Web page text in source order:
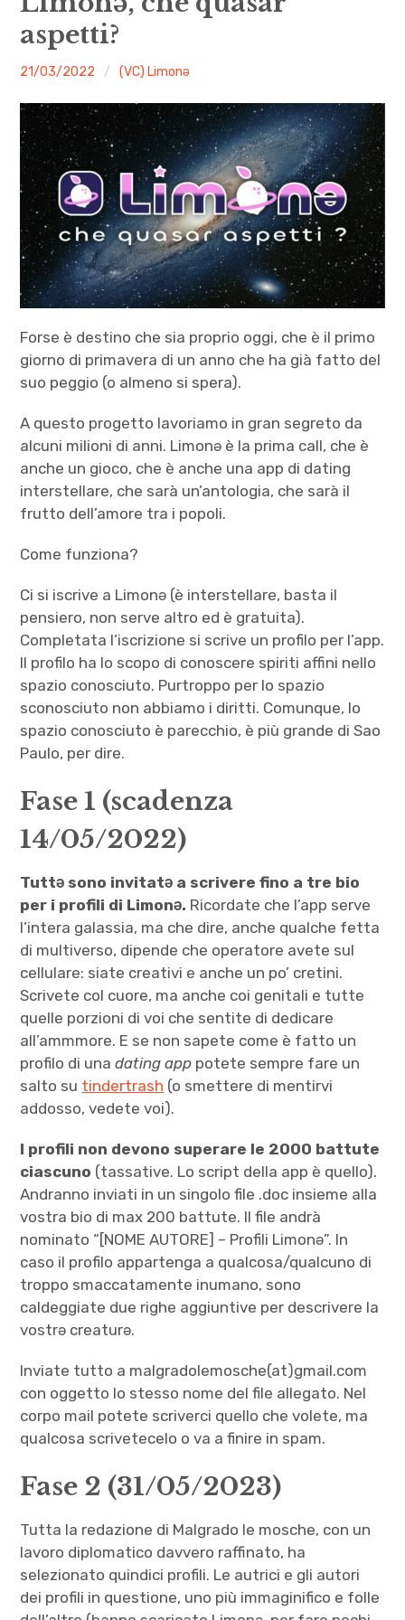
Numeri
Call
Rubriche child
menu
Contatti
Archivio
aspetti?
malgrado
mosche
21/03/2022 (VC) Limonə
Forse è destino che sia proprio oggi, che è il primo
giorno di primavera di un anno che ha già fatto del
suo peggio (o almeno si spera).
A questo progetto lavoriamo in gran segreto da
alcuni milioni di anni. Limonə è la prima call, che è
anche un gioco, che è anche una app di dating
interstellare, che sarà un’antologia, che sarà il
frutto dell’amore tra i popoli.
Come funziona?
Ci si iscrive a Limonə (è interstellare, basta il
pensiero, non serve altro ed è gratuita).
Completata l’iscrizione si scrive un profilo per l’app.
Il profilo ha lo scopo di conoscere spiriti affini nello
spazio conosciuto. Purtroppo per lo spazio
sconosciuto non abbiamo i diritti. Comunque, lo
spazio conosciuto è parecchio, è più grande di Sao
Paulo, per dire.
Fase 1 (scadenza
14/05/2022)
Tuttə sono invitatə a scrivere fino a tre bio
per i profili di Limonə. Ricordate che l’app serve
l’intera galassia, ma che dire, anche qualche fetta
di multiverso, dipende che operatore avete sul
cellulare: siate creativi e anche un po’ cretini.
Scrivete col cuore, ma anche coi genitali e tutte
quelle porzioni di voi che sentite di dedicare
all’ammmore. E se non sapete come è fatto un
profilo di unadating app potete sempre fare un
salto su tindertrash (o smettere di mentirvi
addosso, vedete voi).
I profili non devono superare le 2000 battute
ciascuno (tassative. Lo script della app è quello).
Andranno inviati in un singolo file .doc insieme alla
vostra bio di max 200 battute. Il file andrà
nominato “[NOME AUTORE] – Profili Limonə”. In
caso il profilo appartenga a qualcosa/qualcuno di
troppo smaccatamente inumano, sono
caldeggiate due righe aggiuntive per descrivere la
vostrə creaturə.
Inviate tutto a malgradolemosche(at)gmail.com
con oggetto lo stesso nome del file allegato. Nel
corpo mail potete scriverci quello che volete, ma
qualcosa scrivetecelo o va a finire in spam.
Fase 2 (31/05/2023)
Tutta la redazione di Malgrado le mosche, con un
lavoro diplomatico davvero raffinato, ha
selezionato quindici profili. Le autrici e gli autori
dei profili in questione, uno più immaginifico e folle